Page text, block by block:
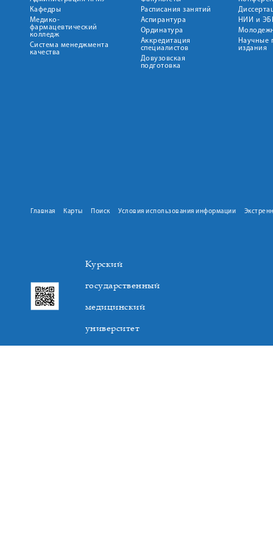
Кафедры
Медико-
фармацевтический
колледж
Система менеджмента
качества
Расписания занятий
Аспирантура
Ординатура
Аккредитация
специалистов
Довузовская
подготовка
НИИ и
Научные
издания
Главная Карты Поиск Условия использования информации
Курский
государственный
медицинский
университет